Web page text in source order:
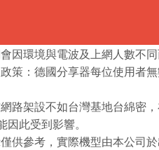
因環境與電波及上網人數不
策：德國分享器每位使用者
路架設不如台灣基地台綿密
因此受到影響。
供參考，實際機型由本公司於